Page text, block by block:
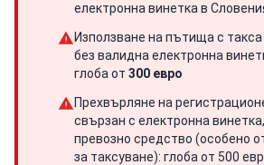
електронна винетка в
Използване на пътища с
без валидна електронна
глоба от 300 евро
Прехвърляне на
свързан с електронна
превозно средство (особено
за таксуване): глоба от 500